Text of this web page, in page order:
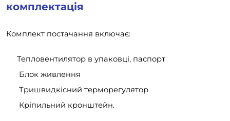
комплектація
Комплект постачання включає:
Тепловентилятор в упаковці, паспорт
Блок живлення
Тришвидкісний терморегулятор
Кріпильний кронштейн.